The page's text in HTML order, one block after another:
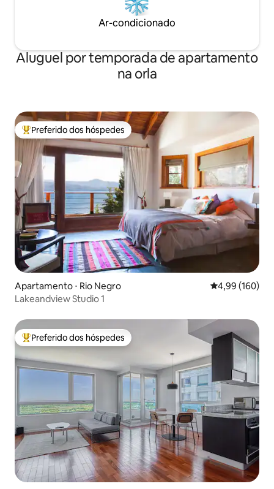
Ar-condicionado
Aluguel por temporada de apartamento
na orla
Entre os melhores preferidos dos hóspedes
Preferido dos hóspedes
Apartamento ⋅ Ri­o Negro 4,99 de uma
4,99 (160)
Lakeandview Studio 1
Entre os melhores preferidos dos hóspedes
Preferido dos hóspedes